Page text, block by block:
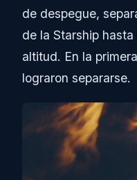
de despegue,
de la Starship
altitud. En la
lograron separarse.